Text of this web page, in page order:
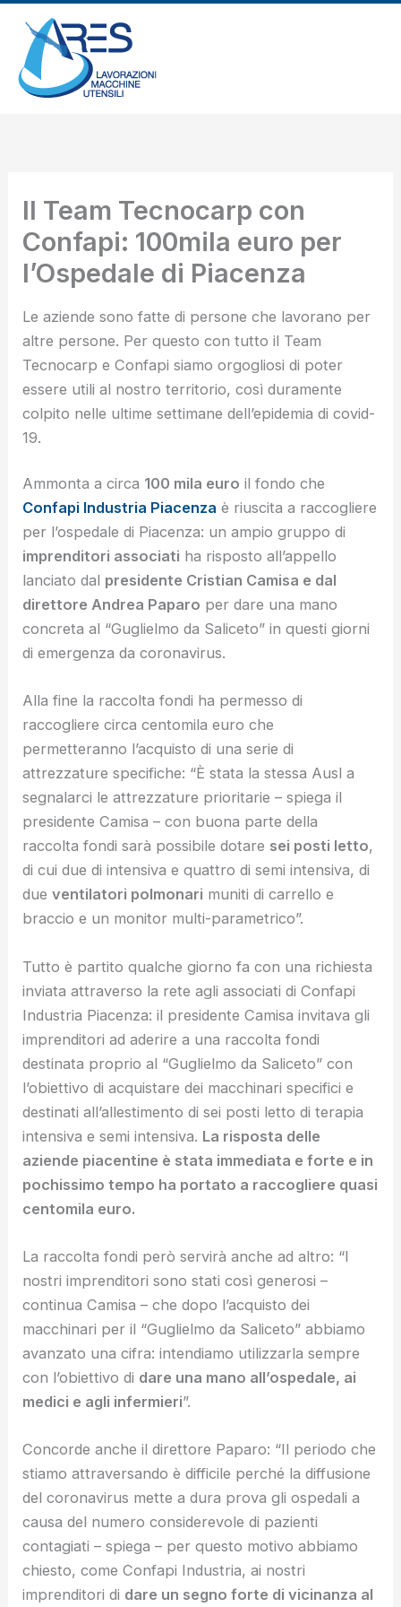
contenuto
Il Team Tecnocarp con
Confapi: 100mila euro per
l’Ospedale di Piacenza
Le aziende sono fatte di persone che lavorano per
altre persone. Per questo con tutto il Team
Tecnocarp e Confapi siamo orgogliosi di poter
essere utili al nostro territorio, così duramente
colpito nelle ultime settimane dell’epidemia di covid-
19.
Ammonta a circa 100 mila euro il fondo che
Confapi Industria Piacenza è riuscita a raccogliere
per l’ospedale di Piacenza: un ampio gruppo di
imprenditori associati ha risposto all’appello
lanciato dal presidente Cristian Camisa e dal
direttore Andrea Paparo per dare una mano
concreta al “Guglielmo da Saliceto” in questi giorni
di emergenza da coronavirus.
Alla fine la raccolta fondi ha permesso di
raccogliere circa centomila euro che
permetteranno l’acquisto di una serie di
attrezzature specifiche: “È stata la stessa Ausl a
segnalarci le attrezzature prioritarie – spiega il
presidente Camisa – con buona parte della
raccolta fondi sarà possibile dotare sei posti letto,
di cui due di intensiva e quattro di semi intensiva, di
dueventilatori polmonari muniti di carrello e
braccio e un monitor multi-parametrico”.
Tutto è partito qualche giorno fa con una richiesta
inviata attraverso la rete agli associati di Confapi
Industria Piacenza: il presidente Camisa invitava gli
imprenditori ad aderire a una raccolta fondi
destinata proprio al “Guglielmo da Saliceto” con
l’obiettivo di acquistare dei macchinari specifici e
destinati all’allestimento di sei posti letto di terapia
intensiva e semi intensiva. La risposta delle
aziende piacentine è stata immediata e forte e in
pochissimo tempo ha portato a raccogliere quasi
centomila euro.
La raccolta fondi però servirà anche ad altro: “I
nostri imprenditori sono stati così generosi –
continua Camisa – che dopo l’acquisto dei
macchinari per il “Guglielmo da Saliceto” abbiamo
avanzato una cifra: intendiamo utilizzarla sempre
con l’obiettivo di dare una mano all’ospedale, ai
medici e agli infermieri”.
Concorde anche il direttore Paparo: “Il periodo che
stiamo attraversando è difficile perché la diffusione
del coronavirus mette a dura prova gli ospedali a
causa del numero considerevole di pazienti
contagiati – spiega – per questo motivo abbiamo
chiesto, come Confapi Industria, ai nostri
imprenditori di dare un segno forte di vicinanza al